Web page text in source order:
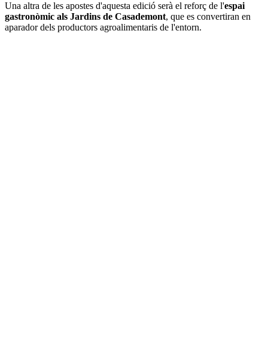
Una altra de les apostes d'aquesta edició serà el reforç de l'espai
gastronòmic als Jardins de Casademont, que es convertiran en
aparador dels productors agroalimentaris de l'entorn.